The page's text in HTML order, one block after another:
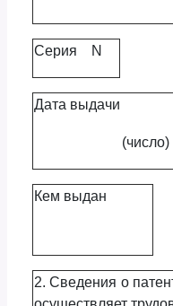
Серия N
Дата выдачи
(число)
Кем выдан
2. Сведения о